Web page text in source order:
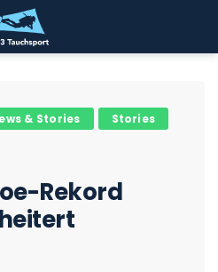
& Stories Stories
Rekord